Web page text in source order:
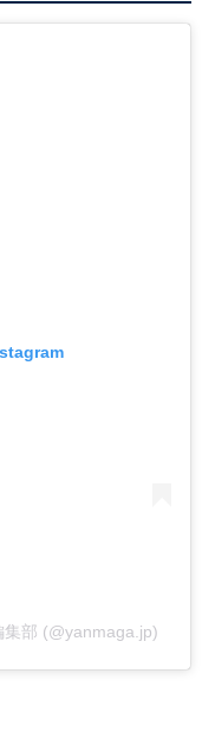
部 (@yanmaga.jp)